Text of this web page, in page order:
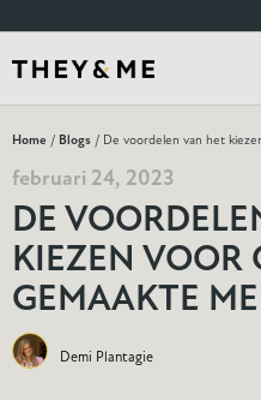
Home / Blogs / De voordelen van het
februari 24, 2023
DE
KIEZEN VOOR
GEMAAKTE
Demi Plantagie